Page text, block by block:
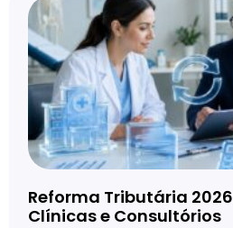
Reforma Tributária
Clínicas e Consultórios